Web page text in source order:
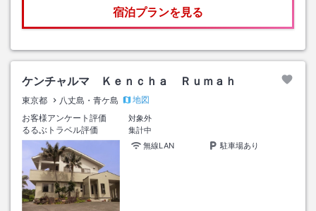
宿泊プランを見る
ケンチャルマ Ｋｅｎｃｈａ Ｒｕｍａｈ
東京都 八丈島・青ケ島
地図
お客様アンケート評価
対象外
るるぶトラベル評価
集計中
無線LAN
駐車場あり